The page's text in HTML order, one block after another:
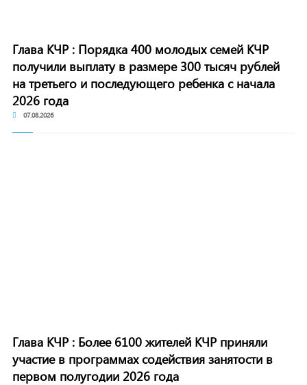
Глава КЧР : Порядка 400 молодых семей КЧР
получили выплату в размере 300 тысяч рублей
на третьего и последующего ребенка с начала
2026 года
07.08.2026
Глава КЧР : Более 6100 жителей КЧР приняли
участие в программах содействия занятости в
первом полугодии 2026 года